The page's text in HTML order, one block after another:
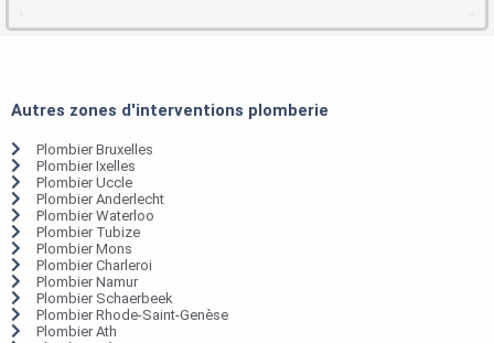
Autres zones d'interventions plomberie
Plombier Bruxelles
Plombier Ixelles
Plombier Uccle
Plombier Anderlecht
Plombier Waterloo
Plombier Tubize
Plombier Mons
Plombier Charleroi
Plombier Namur
Plombier Schaerbeek
Plombier Rhode-Saint-Genèse
Plombier Ath